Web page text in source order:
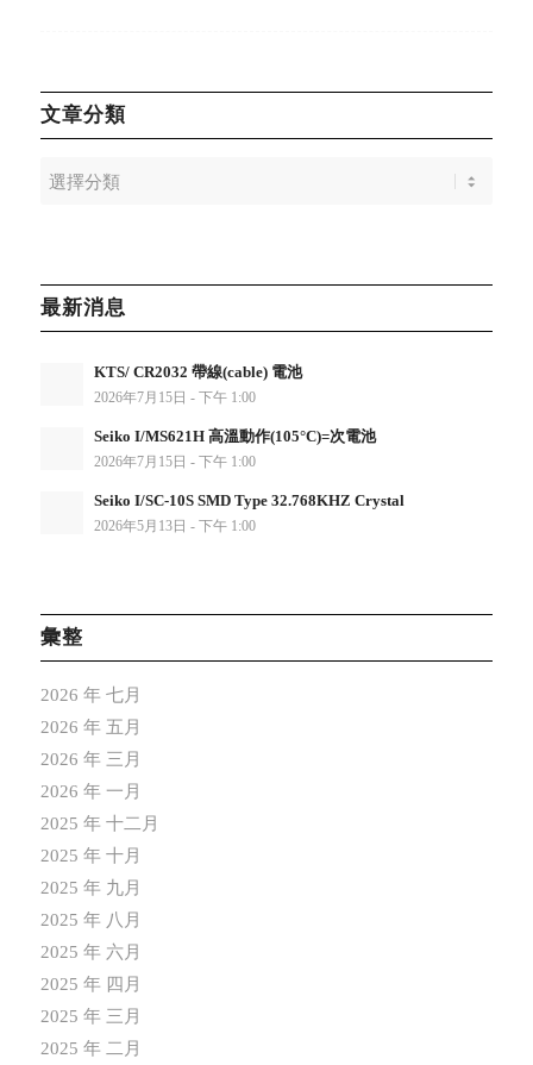
文章分類
最新消息
KTS/ CR2032 帶線(cable) 電池
2026年7月15日 - 下午 1:00
Seiko I/MS621H 高溫動作(105°C)=次電池
2026年7月15日 - 下午 1:00
Seiko I/SC-10S SMD Type 32.768KHZ Crystal
2026年5月13日 - 下午 1:00
彙整
2026 年 七月
2026 年 五月
2026 年 三月
2026 年 一月
2025 年 十二月
2025 年 十月
2025 年 九月
2025 年 八月
2025 年 六月
2025 年 四月
2025 年 三月
2025 年 二月